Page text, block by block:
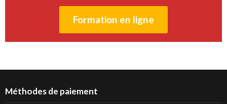
Formation en ligne
Méthodes de paiement